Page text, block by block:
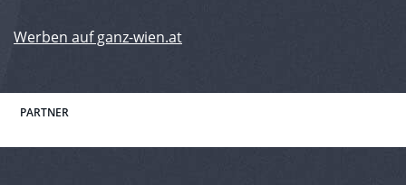
Werben auf ganz-wien.at
PARTNER